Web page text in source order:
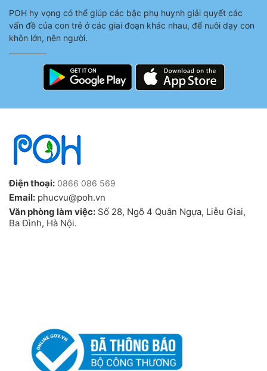
POH hy vọng có thể giúp các bậc phụ huynh giải quyết các
vấn đề của con trẻ ở các giai đoạn khác nhau, để nuôi dạy con
khôn lớn, nên người.
Điện thoại: 0866 086 569
Email: phucvu@poh.vn
Văn phòng làm việc: Số 28, Ngõ 4 Quân Ngựa, Liễu Giai,
Ba Đình, Hà Nội.